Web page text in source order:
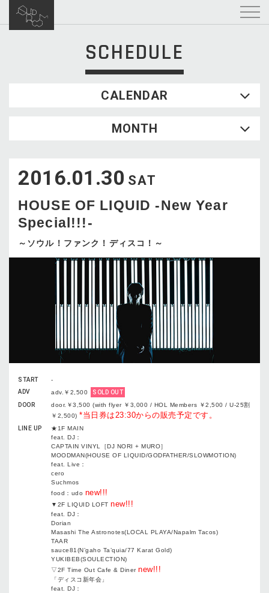
SCHEDULE
CALENDAR
WED
2
3 4 5
16
17 18 19 20 21
23
24
30
31
MONTH
2016.01.30 SAT
HOUSE OF LIQUID -New Year
Special!!!-
～ソウル！ファンク！ディスコ！～
START
-
ADV
adv.￥2,500
SOLD OUT
DOOR
door.￥3,500 (with flyer ￥3,000 / HOL Members ￥2,500 / U-25割
￥2,500) *当日券は23:30からの販売予定です。
LINE UP
★1F MAIN
feat. DJ：
CAPTAIN VINYL［DJ NORI + MURO］
MOODMAN(HOUSE OF LIQUID/GODFATHER/SLOWMOTION)
feat. Live：
cero
Suchmos
food：udo new!!!
▼2F LIQUID LOFT new!!!
feat. DJ：
Dorian
Masashi The Astronotes(LOCAL PLAYA/Napalm Tacos)
TAAR
sauce81(N’gaho Ta’quia/77 Karat Gold)
YUKIBEB(SOULECTION)
▽2F Time Out Cafe & Diner new!!!
「ディスコ新年会」
feat. DJ：